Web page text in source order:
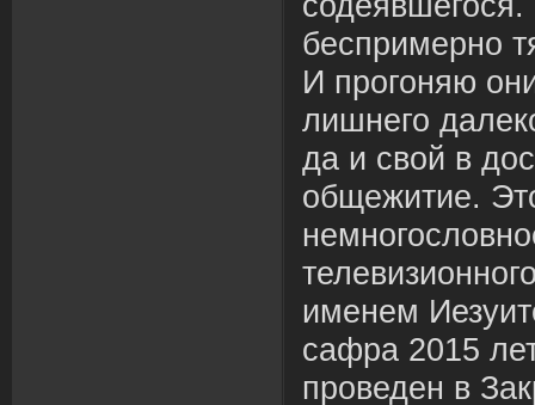
беспримерно
И прогоняю
лишнего
да и свой в
общежитие.
именем
сафра 2015
проведен в